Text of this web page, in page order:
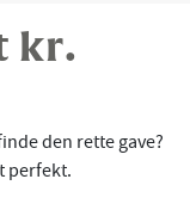
kr.
den rette gave?
perfekt.